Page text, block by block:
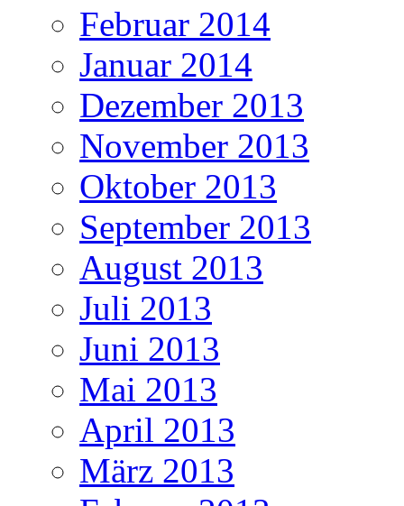
Februar 2014
Januar 2014
Dezember 2013
November 2013
Oktober 2013
September 2013
August 2013
Juli 2013
Juni 2013
Mai 2013
April 2013
März 2013